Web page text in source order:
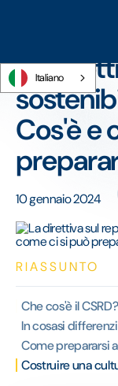
Italiano
La direttiva sul
La
Cos'è e
10 gennaio 2024
RIASSUNTO
Che cos'è il CSRD?
In cosasi
Come prepararsi
Costruire una